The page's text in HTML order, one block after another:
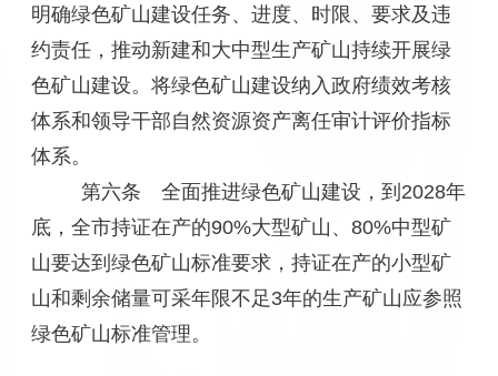
明确绿色矿山建设任务、进度、时限、要求及违
约责任，推动新建和大中型生产矿山持续开展绿
色矿山建设。将绿色矿山建设纳入政府绩效考核
体系和领导干部自然资源资产离任审计评价指标
体系。
第六条 全面推进绿色矿山建设，到2028年
底，全市持证在产的90%大型矿山、80%中型矿
山要达到绿色矿山标准要求，持证在产的小型矿
山和剩余储量可采年限不足3年的生产矿山应参照
绿色矿山标准管理。